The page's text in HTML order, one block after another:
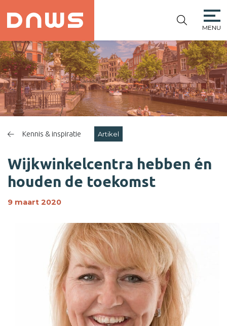
NIEUWE
WINKELSTRAAT
MENU
Kennis & inspiratie Artikel
Wijkwinkelcentra hebben én
houden de toekomst
9 maart 2020